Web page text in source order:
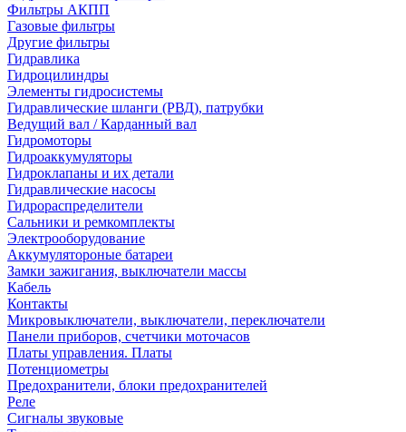
Фильтры АКПП
Газовые фильтры
Другие фильтры
Гидравлика
Гидроцилиндры
Элементы гидросистемы
Гидравлические шланги (РВД), патрубки
Ведущий вал / Карданный вал
Гидромоторы
Гидроаккумуляторы
Гидроклапаны и их детали
Гидравлические насосы
Гидрораспределители
Сальники и ремкомплекты
Электрооборудование
Аккумулятороные батареи
Замки зажигания, выключатели массы
Кабель
Контакты
Микровыключатели, выключатели, переключатели
Панели приборов, счетчики моточасов
Платы управления. Платы
Потенциометры
Предохранители, блоки предохранителей
Реле
Сигналы звуковые